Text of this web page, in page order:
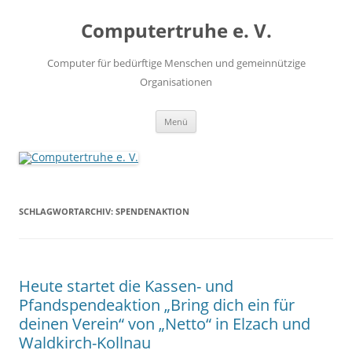
Computertruhe e. V.
Computer für bedürftige Menschen und gemeinnützige
Organisationen
Menü
SCHLAGWORTARCHIV: SPENDENAKTION
Heute startet die Kassen- und
Pfandspendeaktion „Bring dich ein für
deinen Verein“ von „Netto“ in Elzach und
Waldkirch-Kollnau